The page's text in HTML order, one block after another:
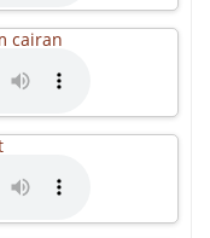
cairan